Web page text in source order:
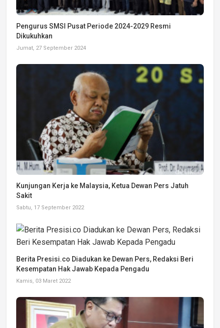
Pengurus SMSI Pusat Periode 2024-2029 Resmi
Dikukuhkan
Jumat, 27 September 2024
Kunjungan Kerja ke Malaysia, Ketua Dewan Pers Jatuh
Sakit
Sabtu, 17 September 2022
Berita Presisi.co Diadukan ke Dewan Pers, Redaksi Beri
Kesempatan Hak Jawab Kepada Pengadu
Kamis, 03 Maret 2022